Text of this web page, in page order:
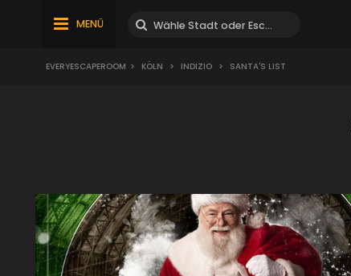
MENÜ
EVERYESCAPEROOM > KÖLN > INDIZIO > SANTA'S LIST